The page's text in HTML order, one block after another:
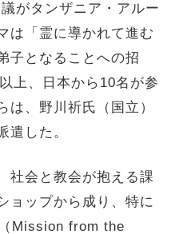
がタンザニア・アルー
は「霊に導かれて進む
子となることへの招
上、日本から10名が参
は、野川祈氏（国立）
遣した。
社会と教会が抱える課
ョップから成り、特に
Mission from the